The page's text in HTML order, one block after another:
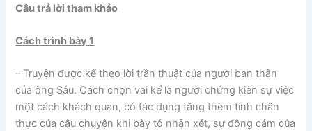
Câu trả lời tham khảo
Cách trình bày 1
– Truyện được kế theo lời trần thuật của người bạn thân
của ông Sáu. Cách chọn vai kể là người chứng kiến sự việc
một cách khách quan, có tác dụng tăng thêm tính chân
thực của câu chuyện khi bày tỏ nhận xét, sự đồng cảm của